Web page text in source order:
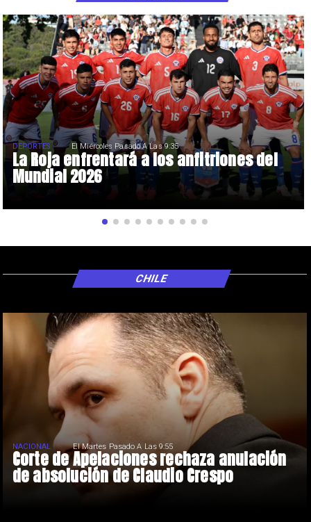
La Roja enfrentará a los anfitriones del
Mundial 2026
DEPORTES El Miércoles Pasado A Las 9:35
Corte de Apelaciones rechaza anulación
de absolución de Claudio Crespo
NACIONAL El Martes Pasado A Las 9:55
CHILE